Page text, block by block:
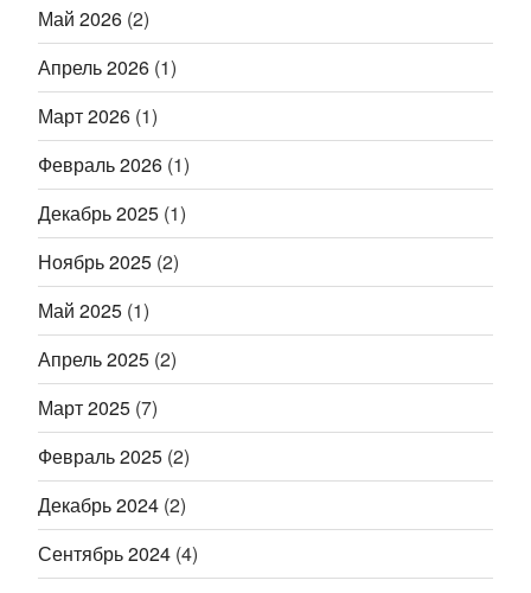
Май 2026 (2)
Апрель 2026 (1)
Март 2026 (1)
Февраль 2026 (1)
Декабрь 2025 (1)
Ноябрь 2025 (2)
Май 2025 (1)
Апрель 2025 (2)
Март 2025 (7)
Февраль 2025 (2)
Декабрь 2024 (2)
Сентябрь 2024 (4)